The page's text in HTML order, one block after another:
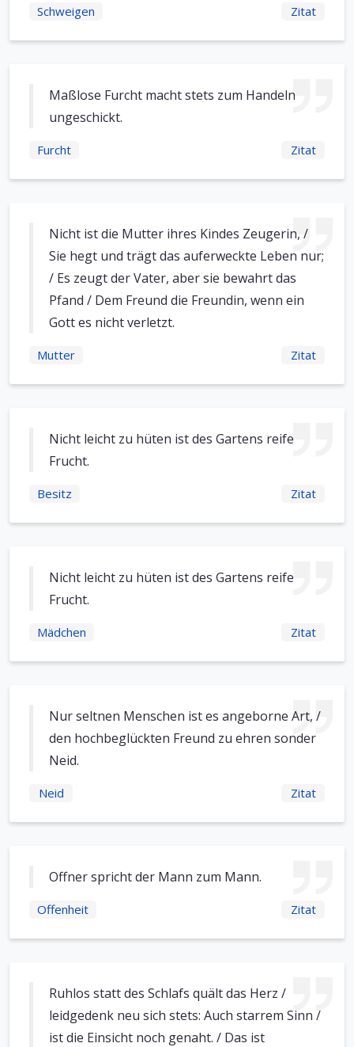
Schweigen Zitat
Maßlose Furcht macht stets zum Handeln
ungeschickt.
Furcht Zitat
Nicht ist die Mutter ihres Kindes Zeugerin, /
Sie hegt und trägt das auferweckte Leben nur;
/ Es zeugt der Vater, aber sie bewahrt das
Pfand / Dem Freund die Freundin, wenn ein
Gott es nicht verletzt.
Mutter Zitat
Nicht leicht zu hüten ist des Gartens reife
Frucht.
Besitz Zitat
Nicht leicht zu hüten ist des Gartens reife
Frucht.
Mädchen Zitat
Nur seltnen Menschen ist es angeborne Art, /
den hochbeglückten Freund zu ehren sonder
Neid.
Neid Zitat
Offner spricht der Mann zum Mann.
Offenheit Zitat
Ruhlos statt des Schlafs quält das Herz /
leidgedenk neu sich stets: Auch starrem Sinn /
ist die Einsicht noch genaht. / Das ist